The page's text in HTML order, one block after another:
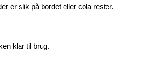
er slik på bordet eller cola rester.
klar til brug.